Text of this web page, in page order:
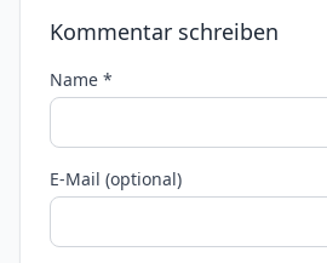
Kommentar schreiben
Name *
E-Mail (optional)